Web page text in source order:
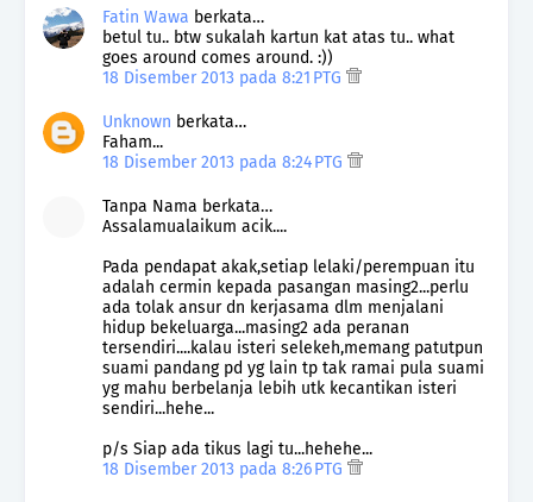
Fatin Wawa berkata…
betul tu.. btw sukalah kartun kat atas tu.. what
goes around comes around. :))
18 Disember 2013 pada 8:21 PTG
Unknown berkata…
Faham...
18 Disember 2013 pada 8:24 PTG
Tanpa Nama berkata…
Assalamualaikum acik....
Pada pendapat akak,setiap lelaki/perempuan itu
adalah cermin kepada pasangan masing2...perlu
ada tolak ansur dn kerjasama dlm menjalani
hidup bekeluarga...masing2 ada peranan
tersendiri....kalau isteri selekeh,memang patutpun
suami pandang pd yg lain tp tak ramai pula suami
yg mahu berbelanja lebih utk kecantikan isteri
sendiri...hehe...
p/s Siap ada tikus lagi tu...hehehe...
18 Disember 2013 pada 8:26 PTG